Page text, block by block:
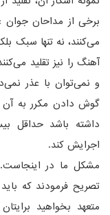
برخی از مداحان جوان
می‌کنند، نه تنها سبک
آهنگ را نیز تقلید
و نمی‌توان با عذر
گوش دادن مکرر به آن
داشته باشد حداقل
اجرایش کند.
مشکل ما در اینجاست.
تصریح فرمودند که
متعهد بخواهید